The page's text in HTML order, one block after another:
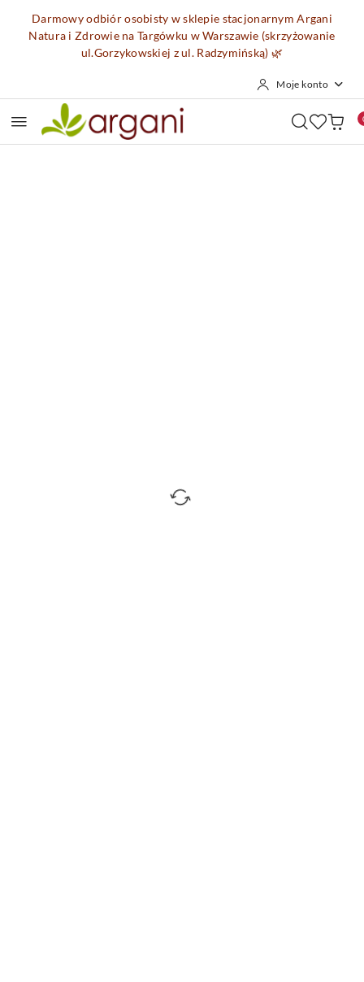
Przejdź do treści głównej
Przejdź do wyszukiwarki
Przejdź do moje konto
Przejdź do menu głównego
Przejdź do opisu produktu
Przejdź do stopki
Darmowy odbiór osobisty w sklepie stacjonarnym Argani
Natura i Zdrowie na Targówku w Warszawie (skrzyżowanie
ul.Gorzykowskiej z ul. Radzymińską) 🌿
Moje konto